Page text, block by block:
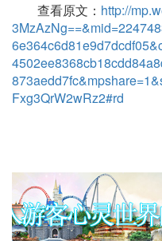
查看原文： http://
Fxg3QrW2wRz2#rd